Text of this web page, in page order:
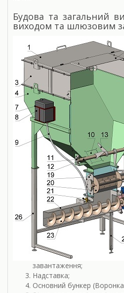
Будова та загальний
виходом та шлюзовим
завантаження;
Надставка;
Основний бункер